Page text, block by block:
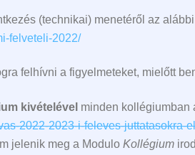
(technikai) menetéről az
felveteli-2022/
felhívni a figyelmeteket, mielőtt
kivételével minden kollégiumban
2022-2023-i-feleves-
jelenik meg a Modulo Kollégium